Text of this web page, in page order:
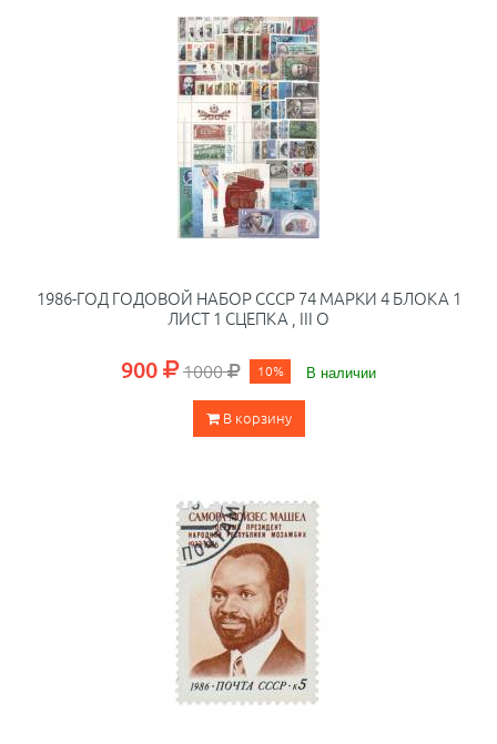
1986-ГОД ГОДОВОЙ НАБОР СССР 74 МАРКИ 4 БЛОКА 1
ЛИСТ 1 СЦЕПКА , III O
900 1000 10% В наличии
В корзину